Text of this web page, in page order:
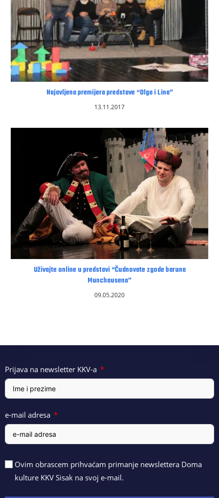
Najavljena premijera predstave “Olga i Lina”
13.11.2017
Uživajte online u predstavi “Čudnovate zgode baruna
Munchausena”
09.05.2020
Prijava na newsletter KKV-a
e-mail adresa
Ovim obrascem prihvaćam primanje newslettera Doma
kulture KKV Sisak na svoj e-mail.